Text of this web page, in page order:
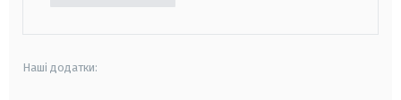
Наші додатки: